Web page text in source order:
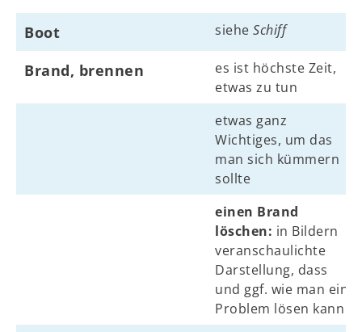
Boot siehe Schiff
Brand, brennen
es ist höchste Zeit,
etwas zu tun
etwas ganz
Wichtiges, um das
man sich kümmern
sollte
einen Brand
löschen: in Bildern
veranschaulichte
Darstellung, dass
und ggf. wie man ein
Problem lösen kann